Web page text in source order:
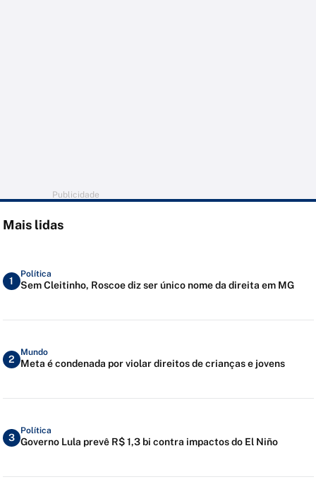
Publicidade
Mais lidas
1
Política
Sem Cleitinho, Roscoe diz ser único nome da direita em MG
2
Mundo
Meta é condenada por violar direitos de crianças e jovens
3
Política
Governo Lula prevê R$ 1,3 bi contra impactos do El Niño